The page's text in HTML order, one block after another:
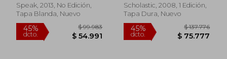
Rápido
Speak, 2013, No Edición,
Tapa Blanda, Nuevo
Scholastic, 2008, 1 Edición,
Tapa Dura, Nuevo